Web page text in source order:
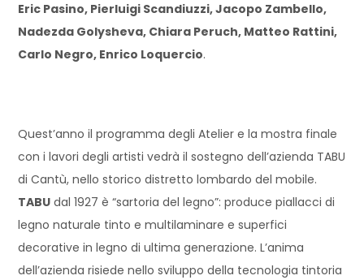
Eric Pasino, Pierluigi Scandiuzzi, Jacopo Zambello,
Nadezda Golysheva, Chiara Peruch, Matteo Rattini,
Carlo Negro, Enrico Loquercio.
Quest’anno il programma degli Atelier e la mostra finale
con i lavori degli artisti vedrà il sostegno dell’azienda TABU
di Cantù, nello storico distretto lombardo del mobile.
TABU dal 1927 è “sartoria del legno”: produce piallacci di
legno naturale tinto e multilaminare e superfici
decorative in legno di ultima generazione. L’anima
dell’azienda risiede nello sviluppo della tecnologia tintoria